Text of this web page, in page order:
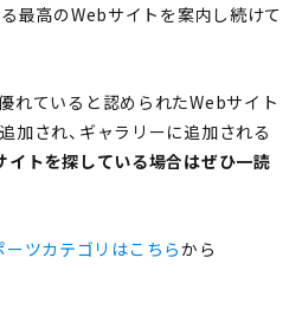
最高のWebサイトを案内し続けて
れていると認められたWebサイト
加され、ギャラリーに追加される
イトを探している場合はぜひ一読
ツカテゴリはこちらから